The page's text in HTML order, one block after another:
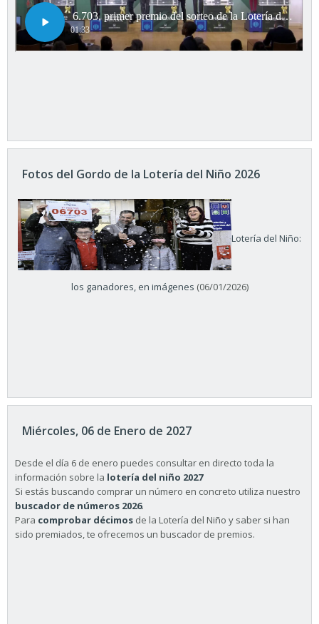
Fotos del Gordo de la Lotería del Niño 2026
Lotería del Niño:
los ganadores, en imágenes (06/01/2026)
Miércoles, 06 de Enero de 2027
Desde el día 6 de enero puedes consultar en directo toda la
información sobre la lotería del niño 2027
Si estás buscando comprar un número en concreto utiliza nuestro
buscador de números 2026.
Para comprobar décimos de la Lotería del Niño y saber si han
sido premiados, te ofrecemos un buscador de premios.